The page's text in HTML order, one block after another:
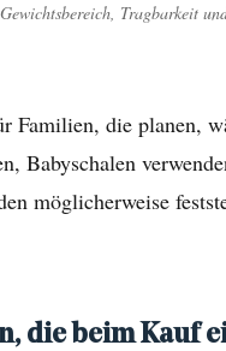
Tragbarkeit
Familien, die planen,
Babyschalen
möglicherweise
die beim Kauf